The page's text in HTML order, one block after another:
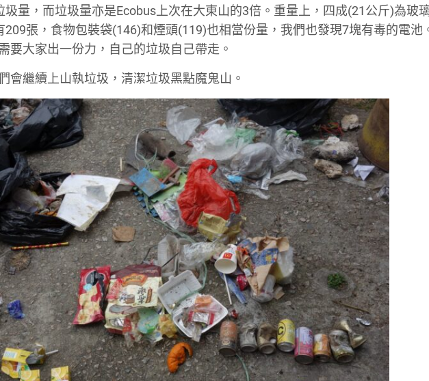
量，而垃圾量亦是Ecobus上次在大東山的3倍。重量上，四成(21公斤)為玻
張，食物包裝袋(146)和煙頭(119)也相當份量，我們也發現7塊有毒的電池
要大家出一份力，自己的垃圾自己帶走。
會繼續上山執垃圾，清潔垃圾黑點魔鬼山。